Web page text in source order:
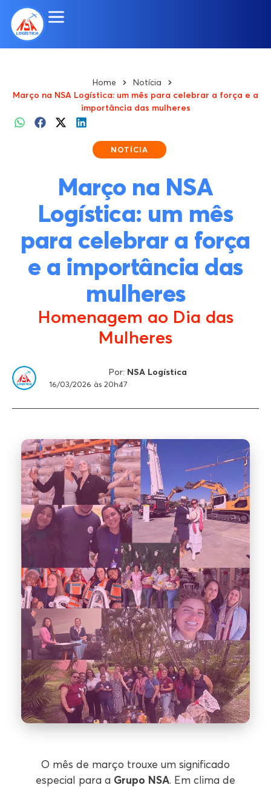
Home
Notícia
Março na NSA Logística: um mês para celebrar a força e a
importância das mulheres
NOTÍCIA
Março na NSA
Logística: um mês
para celebrar a força
e a importância das
mulheres
Homenagem ao Dia das
Mulheres
Por: NSA Logística
16/03/2026 às 20h47
O mês de março trouxe um significado
especial para a Grupo NSA. Em clima de